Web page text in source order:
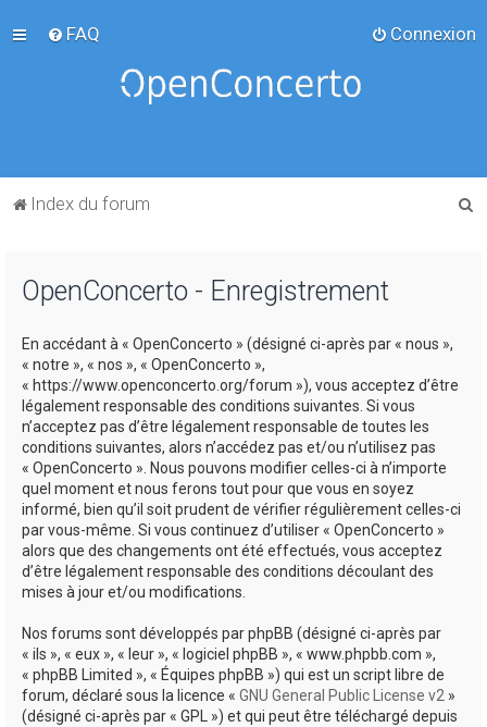
FAQ Connexion
Index du forum
OpenConcerto - Enregistrement
En accédant à « OpenConcerto » (désigné ci-après par « nous »,
« notre », « nos », « OpenConcerto »,
« https://www.openconcerto.org/forum »), vous acceptez d’être
légalement responsable des conditions suivantes. Si vous
n’acceptez pas d’être légalement responsable de toutes les
conditions suivantes, alors n’accédez pas et/ou n’utilisez pas
« OpenConcerto ». Nous pouvons modifier celles-ci à n’importe
quel moment et nous ferons tout pour que vous en soyez
informé, bien qu’il soit prudent de vérifier régulièrement celles-ci
par vous-même. Si vous continuez d’utiliser « OpenConcerto »
alors que des changements ont été effectués, vous acceptez
d’être légalement responsable des conditions découlant des
mises à jour et/ou modifications.
Nos forums sont développés par phpBB (désigné ci-après par
« ils », « eux », « leur », « logiciel phpBB », « www.phpbb.com »,
« phpBB Limited », « Équipes phpBB ») qui est un script libre de
forum, déclaré sous la licence « GNU General Public License v2 »
(désigné ci-après par « GPL ») et qui peut être téléchargé depuis